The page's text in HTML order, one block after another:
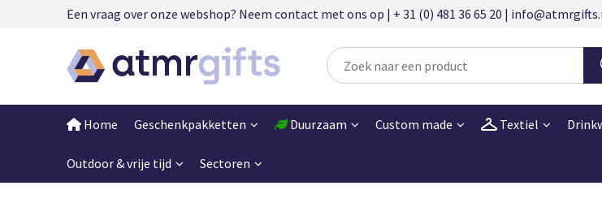
Een vraag over onze webshop? Neem contact met ons op | + 31 (0) 481 36 65 20 |
Home Geschenkpakketten Duurzaam Custom made Textiel
Outdoor & vrije tijd Sectoren